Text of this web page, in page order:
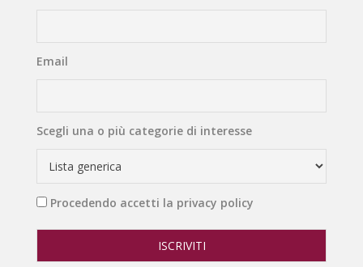
Email
Scegli una o più categorie di interesse
Procedendo accetti la privacy policy